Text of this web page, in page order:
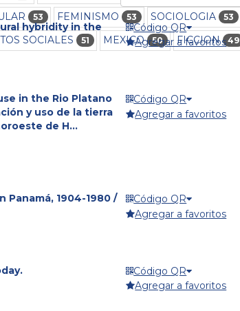
53 FEMINISMO 53 SOCIOLOGIA 53
SOCIALES 51 MEXICO 50 FICCION 49
hybridity in the
Código QR
Agregar a favoritos
in the Rio Platano
y uso de la tierra
de H...
Código QR
Agregar a favoritos
Panamá, 1904-1980 /
Código QR
Agregar a favoritos
Código QR
Agregar a favoritos